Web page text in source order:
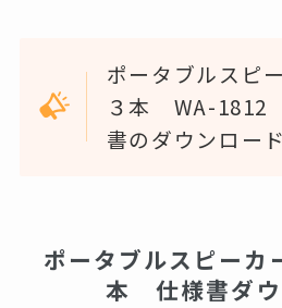
ポータブルスピ
３本 WA-1812
書のダウンロー
ポータブルスピーカ
本 仕様書ダウ